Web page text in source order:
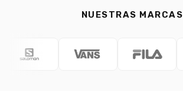
NUESTRAS MARCAS